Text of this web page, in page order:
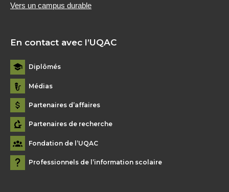
Vers un campus durable
En contact avec l’UQAC
Diplômés
Médias
Partenaires d’affaires
Partenaires de recherche
Fondation de l’UQAC
Professionnels de l’information scolaire